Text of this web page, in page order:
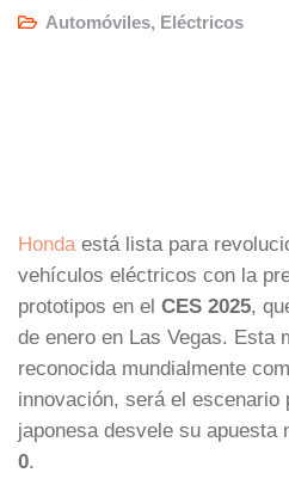
Automóviles, Eléctricos
Honda está lista para
vehículos eléctricos con la
prototipos en el CES 2025,
de enero en Las Vegas. Esta
reconocida mundialmente
innovación, será el escenario
japonesa desvele su apuesta
0.